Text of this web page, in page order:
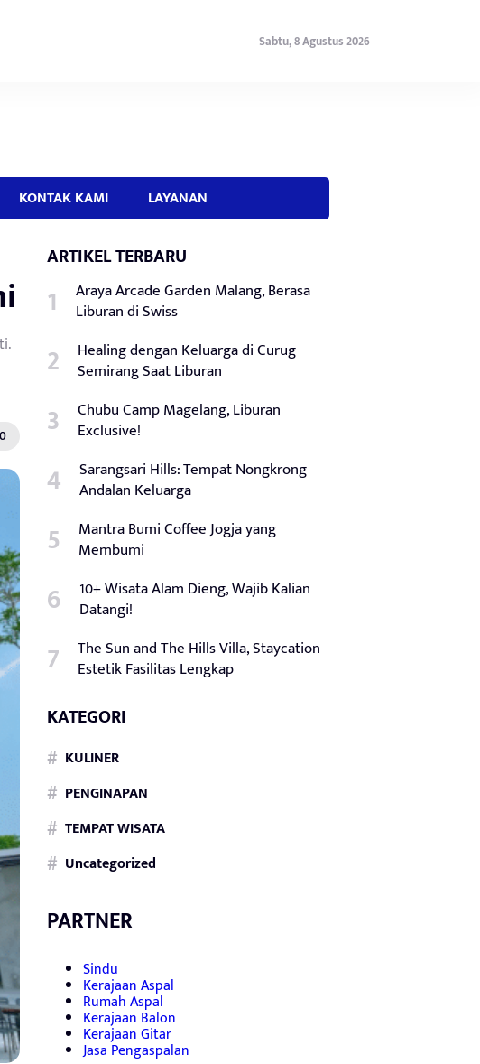
Sabtu, 8 Agustus 2026
KONTAK KAMI LAYANAN
ARTIKEL TERBARU
Araya Arcade Garden Malang, Berasa
Liburan di Swiss
Healing dengan Keluarga di Curug
Semirang Saat Liburan
Chubu Camp Magelang, Liburan
Exclusive!
Sarangsari Hills: Tempat Nongkrong
Andalan Keluarga
Mantra Bumi Coffee Jogja yang
Membumi
10+ Wisata Alam Dieng, Wajib Kalian
Datangi!
The Sun and The Hills Villa, Staycation
Estetik Fasilitas Lengkap
KATEGORI
KULINER
PENGINAPAN
TEMPAT WISATA
Uncategorized
PARTNER
Sindu
Kerajaan Aspal
Rumah Aspal
Kerajaan Balon
Kerajaan Gitar
Jasa Pengaspalan